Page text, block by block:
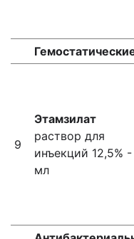
9
Этамзилат
раствор для
инъекций 12,5%
мл